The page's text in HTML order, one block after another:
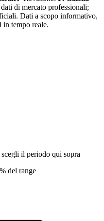
di mercato professionali;
Dati a scopo informativo,
tempo reale.
scegli il periodo qui sopra
del range